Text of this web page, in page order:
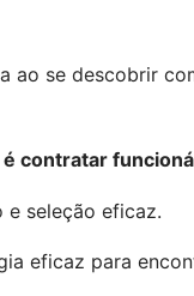
ao se descobrir
contratar
e seleção eficaz.
eficaz para